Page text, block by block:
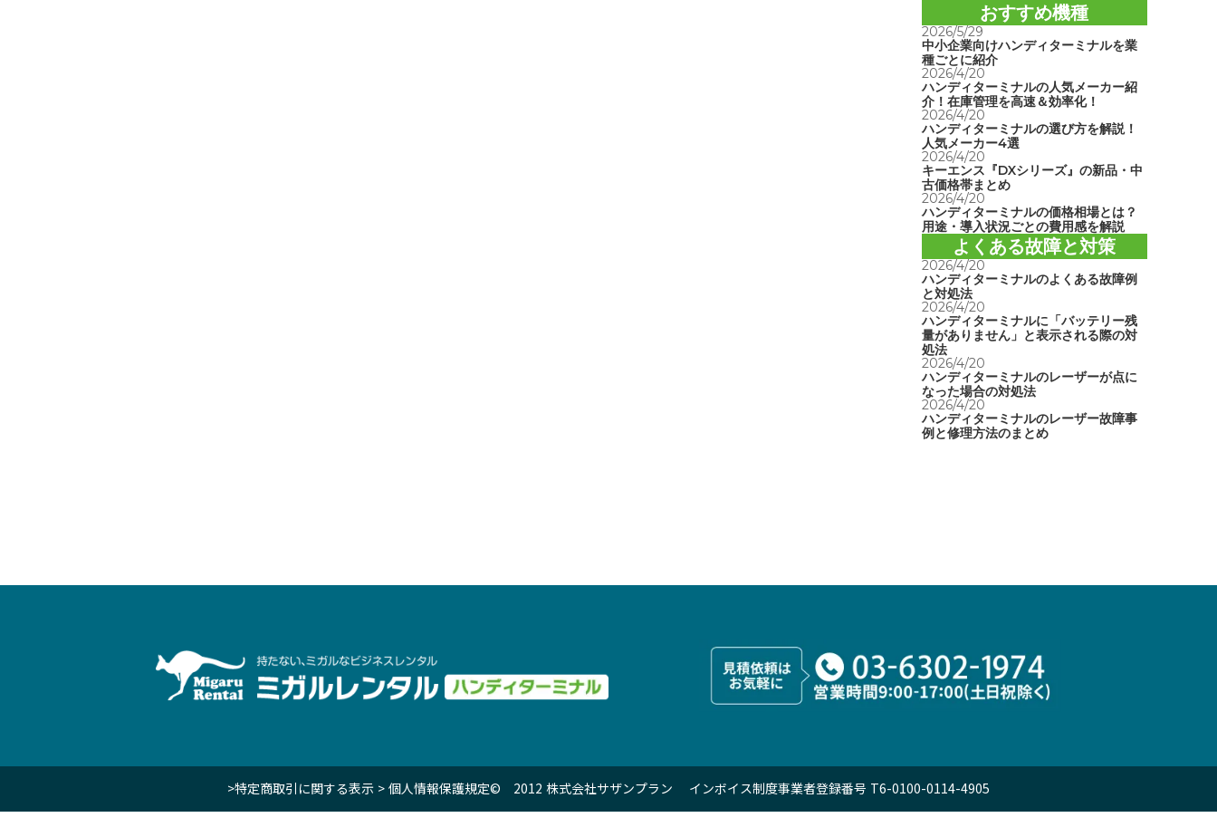
おすすめ機種
2026/5/29
中小企業向けハンディターミナルを業
種ごとに紹介
2026/4/20
ハンディターミナルの人気メーカー紹
介！在庫管理を高速＆効率化！
2026/4/20
ハンディターミナルの選び方を解説！
人気メーカー4選
2026/4/20
キーエンス『DXシリーズ』の新品・中
古価格帯まとめ
2026/4/20
ハンディターミナルの価格相場とは？
用途・導入状況ごとの費用感を解説
よくある故障と対策
2026/4/20
ハンディターミナルのよくある故障例
と対処法
2026/4/20
ハンディターミナルに「バッテリー残
量がありません」と表示される際の対
処法
2026/4/20
ハンディターミナルのレーザーが点に
なった場合の対処法
2026/4/20
ハンディターミナルのレーザー故障事
例と修理方法のまとめ
>特定商取引に関する表示 > 個人情報保護規定© 2012 株式会社サザンプラン インボイス制度事業者登録番号 T6-0100-0114-4905